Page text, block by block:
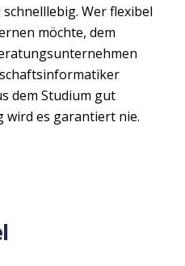
Wer flexibel
möchte, dem
dem Studium gut
wird es garantiert nie.